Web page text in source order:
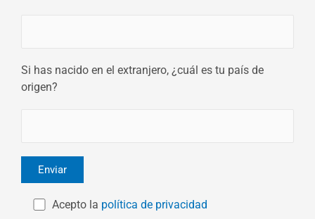
Si has nacido en el extranjero, ¿cuál es tu país de
origen?
Acepto la política de privacidad